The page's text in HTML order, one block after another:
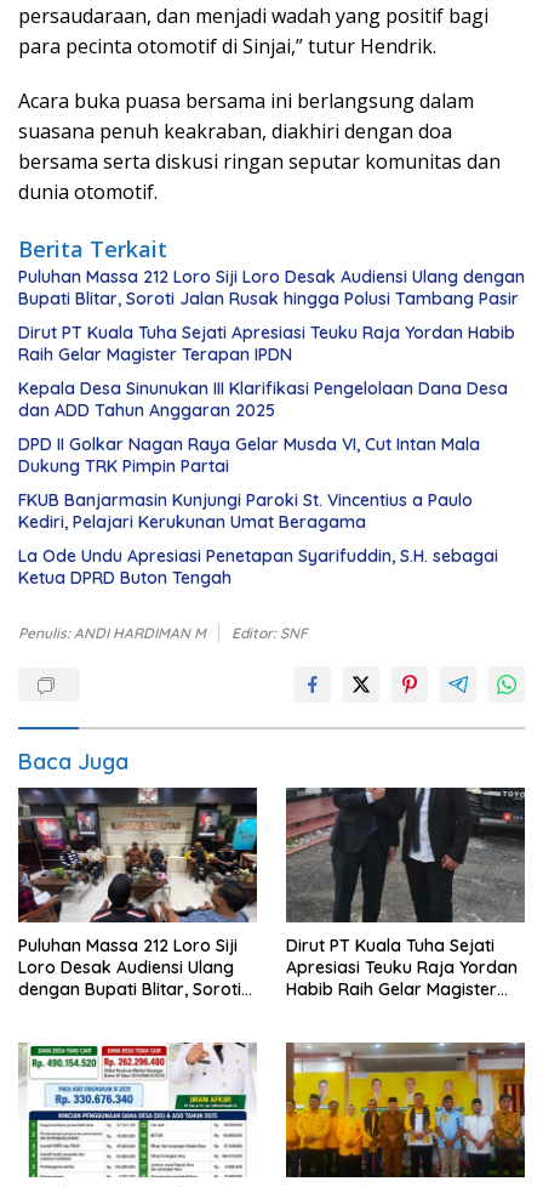
persaudaraan, dan menjadi wadah yang positif bagi
para pecinta otomotif di Sinjai,” tutur Hendrik.
Acara buka puasa bersama ini berlangsung dalam
suasana penuh keakraban, diakhiri dengan doa
bersama serta diskusi ringan seputar komunitas dan
dunia otomotif.
Berita Terkait
Puluhan Massa 212 Loro Siji Loro Desak Audiensi Ulang dengan
Bupati Blitar, Soroti Jalan Rusak hingga Polusi Tambang Pasir
Dirut PT Kuala Tuha Sejati Apresiasi Teuku Raja Yordan Habib
Raih Gelar Magister Terapan IPDN
Kepala Desa Sinunukan III Klarifikasi Pengelolaan Dana Desa
dan ADD Tahun Anggaran 2025
DPD II Golkar Nagan Raya Gelar Musda VI, Cut Intan Mala
Dukung TRK Pimpin Partai
FKUB Banjarmasin Kunjungi Paroki St. Vincentius a Paulo
Kediri, Pelajari Kerukunan Umat Beragama
La Ode Undu Apresiasi Penetapan Syarifuddin, S.H. sebagai
Ketua DPRD Buton Tengah
Penulis: ANDI HARDIMAN M Editor: SNF
Baca Juga
Puluhan Massa 212 Loro Siji
Loro Desak Audiensi Ulang
dengan Bupati Blitar, Soroti
Dirut PT Kuala Tuha Sejati
Apresiasi Teuku Raja Yordan
Habib Raih Gelar Magister